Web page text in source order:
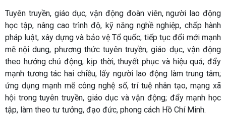
Tuyên truyền, giáo dục, vận động đoàn viên, người lao động
học tập, nâng cao trình độ, kỹ năng nghề nghiệp, chấp hành
pháp luật, xây dựng và bảo vệ Tổ quốc; tiếp tục đổi mới mạnh
mẽ nội dung, phương thức tuyên truyền, giáo dục, vận động
theo hướng chủ động, kịp thời, thuyết phục và hiệu quả; đẩy
mạnh tương tác hai chiều, lấy người lao động làm trung tâm;
ứng dụng mạnh mẽ công nghệ số, trí tuệ nhân tạo, mạng xã
hội trong tuyên truyền, giáo dục và vận động; đẩy mạnh học
tập, làm theo tư tưởng, đạo đức, phong cách Hồ Chí Minh.